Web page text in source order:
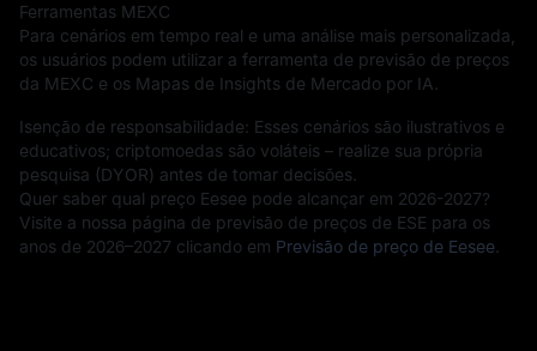
Ferramentas MEXC
Para cenários em tempo real e uma análise mais personalizada,
os usuários podem utilizar a ferramenta de previsão de preços
da MEXC e os Mapas de Insights de Mercado por IA.
Isenção de responsabilidade: Esses cenários são ilustrativos e
educativos; criptomoedas são voláteis – realize sua própria
pesquisa (DYOR) antes de tomar decisões.
Quer saber qual preço Eesee pode alcançar em 2026-2027?
Visite a nossa página de previsão de preços de ESE para os
anos de 2026–2027 clicando em Previsão de preço de Eesee